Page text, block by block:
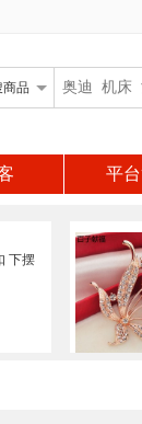
商品
平
下摆